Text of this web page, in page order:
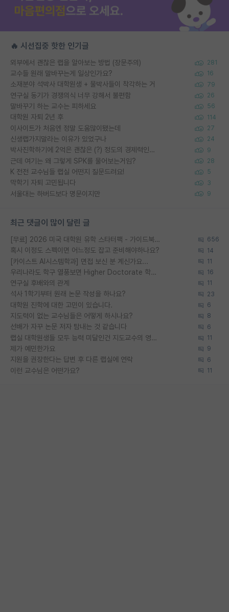
🔥 시선집중 핫한 인기글
외부에서 괜찮은 랩을 알아보는 방법 (장문주의) 281
교수들 원래 말바꾸는게 일상인가요? 16
소재분야 석박사 대학원생 + 물박사들이 착각하는 거 79
연구실 동기가 경쟁의식 너무 강해서 불편함 26
말바꾸기 하는 교수는 피하세요 56
대학원 자퇴 2년 후 114
이사이트가 처음엔 정말 도움많이됐는데 27
신생랩가지말라는 이유가 있었구나 24
박사진학하기에 2억은 괜찮은 (?) 정도의 경제력인가요 9
근데 여기는 왜 그렇게 SPK를 물어보는거임? 28
K 전전 교수님들 랩실 어떤지 질문드려요! 5
막학기 자퇴 고민됩니다 3
서울대는 하버드보다 명문이지만 9
최근 댓글이 많이 달린 글
[무료] 2026 미국 대학원 유학 스타터팩 - 가이드북 & 합격자 컨택메일 템플릿 656
혹시 이정도 스펙이면 어느정도 잡고 준비해야하나요? 14
[카이스트 AI시스템학과] 면접 보신 분 계신가요... 11
우리나라도 학구 열풍보면 Higher Doctorate 학위가 필요하다고 봅니다. 16
연구실 후배와의 관계 11
석사 1학기부터 원래 논문 작성을 하나요? 23
대학원 진학에 대한 고민이 있습니다. 6
지도력이 없는 교수님들은 어떻게 하시나요? 8
선배가 자꾸 논문 저자 탐내는 것 같습니다 6
랩실 대학원생들 모두 능력 미달인건 지도교수의 영향 아닌가? 11
제가 예민한가요 9
지원을 권장한다는 답변 후 다른 랩실에 연락 6
이런 교수님은 어떤가요? 11